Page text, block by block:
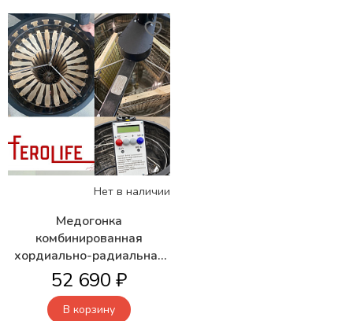
Нет в наличии
Медогонка
комбинированная
хордиально-радиальная
3/24 с электро приводом
КЭЭ 12/220В клапан
пластик
52 690 ₽
В корзину